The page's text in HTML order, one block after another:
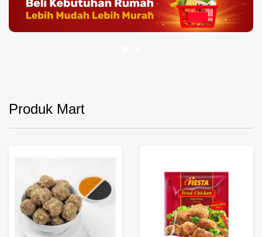
Produk Mart